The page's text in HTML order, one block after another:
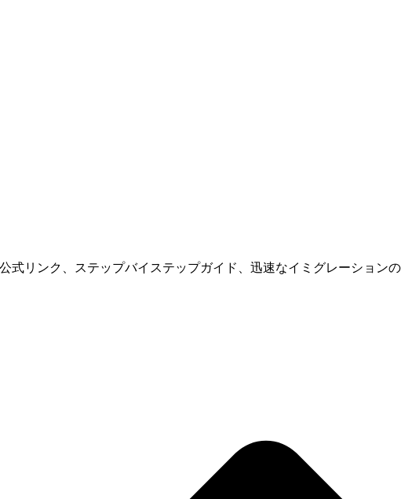
式リンク、ステップバイステップガイド、迅速なイミグレーション